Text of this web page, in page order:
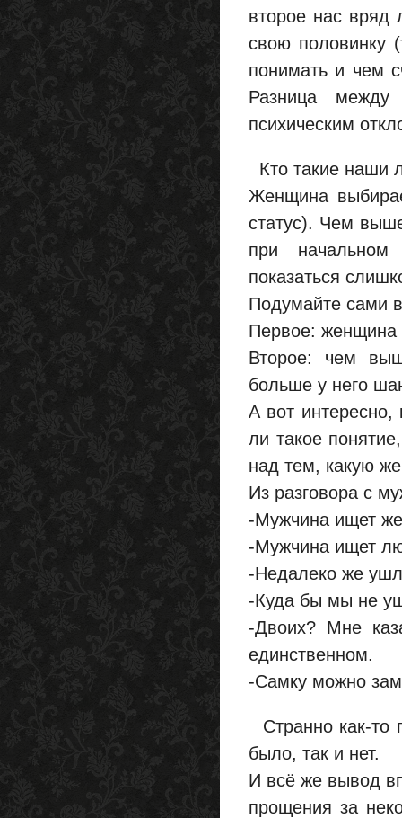
второе нас вряд
свою половинку
понимать и чем
Разница
психическим
Кто такие наши
Женщина
статус). Чем
при начальном
показаться
Подумайте сами
Первое: женщина
Второе: чем
больше у него
А вот интересно,
ли такое
над тем, какую
Из разговора с
-Мужчина ищет
-Мужчина ищет
-Недалеко же
-Куда бы мы не
-Двоих? Мне
единственном.
-Самку можно
Странно как-то
было, так и нет.
И всё же вывод
прощения за